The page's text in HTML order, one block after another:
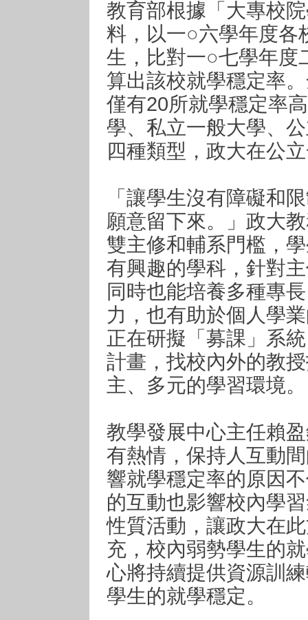
教育部根據「大專校
料，以一○六學年度各
生，比對一○七學年度
算出該校就學穩定率
僅有20所就學穩定率
學、私立一般大學、
四種類型，政大在公
「讓學生沒有障礙和
願意留下來。」政大
雙主修和輔系門檻，
有興趣的學科，針對
同時也能培養多種專
力，也有助於個人學
正在研擬「募課」系
計畫，找校內外的教
主、多元的學習環境。
教學發展中心主任賴
有熱情，保持人互動
響就學穩定率的原因
的互動也影響校內學
性質活動，讓政大在
充，校內弱勢學生的
心將持續提供資源訓
學生的就學穩定。